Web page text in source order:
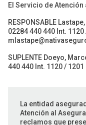
La entidad
Atención al
reclamos que
El Servicio de
RESPONSABLE
02284 440 440 Int. 1120
SUPLENTE Doeyo,
440 440 Int. 1120 / 1201